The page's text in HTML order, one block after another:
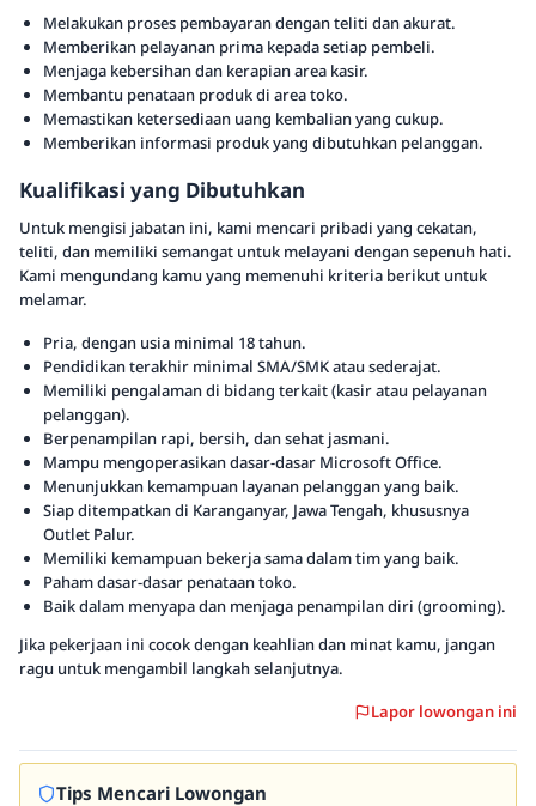
Melakukan proses pembayaran dengan teliti dan akurat.
Memberikan pelayanan prima kepada setiap pembeli.
Menjaga kebersihan dan kerapian area kasir.
Membantu penataan produk di area toko.
Memastikan ketersediaan uang kembalian yang cukup.
Memberikan informasi produk yang dibutuhkan pelanggan.
Kualifikasi yang Dibutuhkan
Untuk mengisi jabatan ini, kami mencari pribadi yang cekatan,
teliti, dan memiliki semangat untuk melayani dengan sepenuh hati.
Kami mengundang kamu yang memenuhi kriteria berikut untuk
melamar.
Pria, dengan usia minimal 18 tahun.
Pendidikan terakhir minimal SMA/SMK atau sederajat.
Memiliki pengalaman di bidang terkait (kasir atau pelayanan
pelanggan).
Berpenampilan rapi, bersih, dan sehat jasmani.
Mampu mengoperasikan dasar-dasar Microsoft Office.
Menunjukkan kemampuan layanan pelanggan yang baik.
Siap ditempatkan di Karanganyar, Jawa Tengah, khususnya
Outlet Palur.
Memiliki kemampuan bekerja sama dalam tim yang baik.
Paham dasar-dasar penataan toko.
Baik dalam menyapa dan menjaga penampilan diri (grooming).
Jika pekerjaan ini cocok dengan keahlian dan minat kamu, jangan
ragu untuk mengambil langkah selanjutnya.
Lapor lowongan ini
Tips Mencari Lowongan